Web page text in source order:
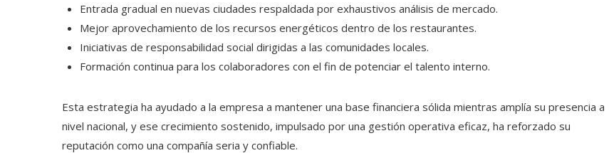
Entrada gradual en nuevas ciudades respaldada por exhaustivos análisis de mercado.
Mejor aprovechamiento de los recursos energéticos dentro de los restaurantes.
Iniciativas de responsabilidad social dirigidas a las comunidades locales.
Formación continua para los colaboradores con el fin de potenciar el talento interno.
Esta estrategia ha ayudado a la empresa a mantener una base financiera sólida mientras amplía su presencia a
nivel nacional, y ese crecimiento sostenido, impulsado por una gestión operativa eficaz, ha reforzado su
reputación como una compañía seria y confiable.